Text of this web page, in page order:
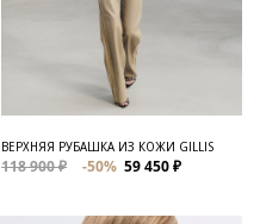
ВЕРХНЯЯ РУБАШКА ИЗ КОЖИ GILLIS
118 900 ₽ -50% 59 450 ₽